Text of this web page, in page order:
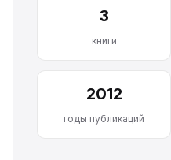
3
книги
2012
годы публикаций